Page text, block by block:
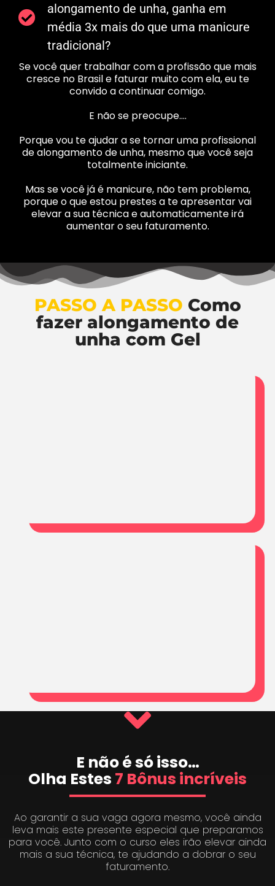
alongamento de unha, ganha em
média 3x mais do que uma manicure
tradicional?
Se você quer trabalhar com a profissão que mais
cresce no Brasil e faturar muito com ela, eu te
convido a continuar comigo.
E não se preocupe….
Porque vou te ajudar a se tornar uma profissional
de alongamento de unha, mesmo que você seja
totalmente iniciante.
Mas se você já é manicure, não tem problema,
porque o que estou prestes a te apresentar vai
elevar a sua técnica e automaticamente irá
aumentar o seu faturamento.
PASSO A PASSO Como
fazer alongamento de
unha com Gel
E não é só isso…
Olha Estes 7 Bônus incríveis
Ao garantir a sua vaga agora mesmo, você ainda
leva mais este presente especial que preparamos
para você. Junto com o curso eles irão elevar ainda
mais a sua técnica, te ajudando a dobrar o seu
faturamento.